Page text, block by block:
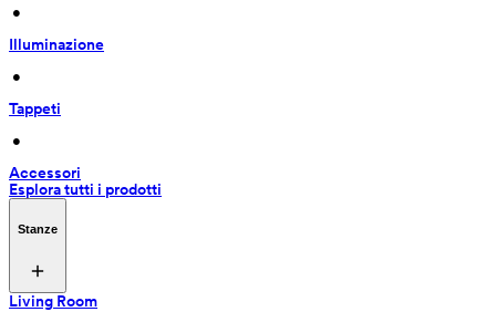
•
Illuminazione
•
Tappeti
•
Accessori
Esplora tutti i prodotti
Stanze
Living Room